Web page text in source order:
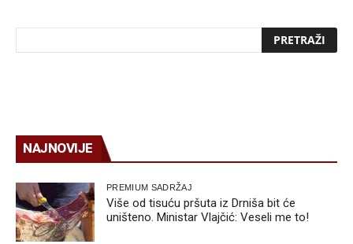
NAJNOVIJE
PREMIUM SADRŽAJ
Više od tisuću pršuta iz Drniša bit će
uništeno. Ministar Vlajčić: Veseli me to!